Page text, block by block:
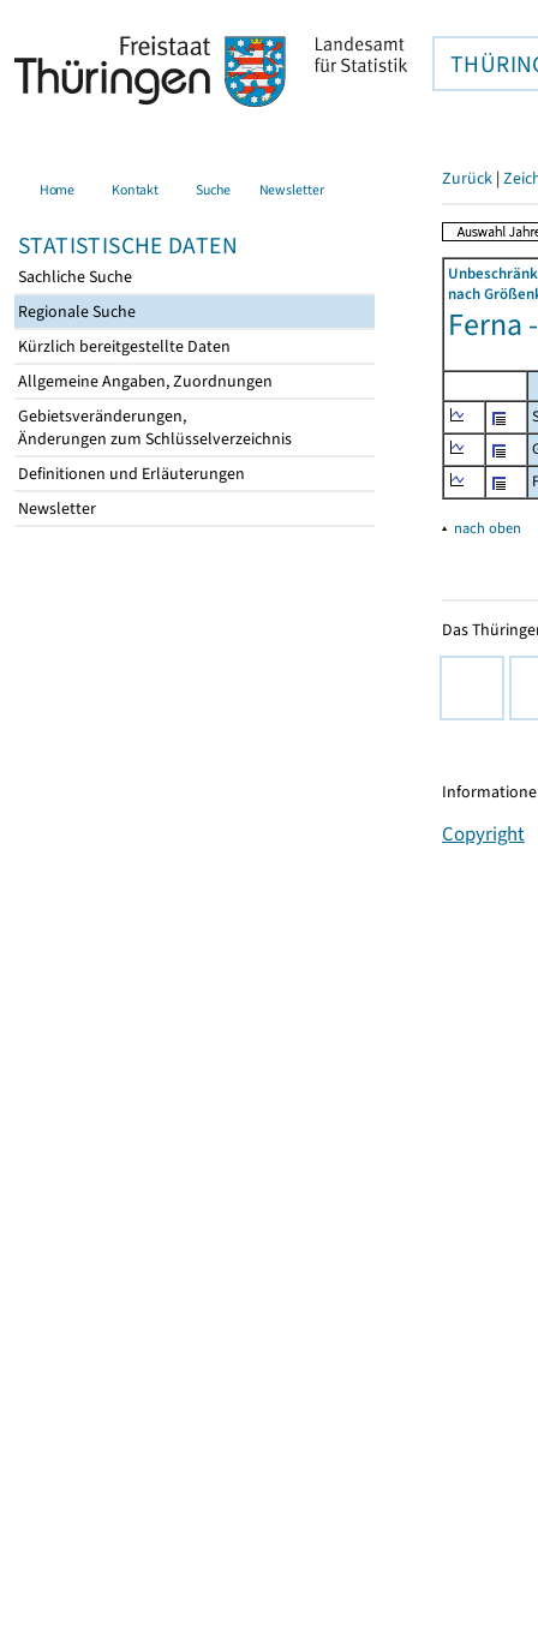
Home Kontakt Suche Newsletter
STATISTISCHE DATEN
Sachliche Suche
Regionale Suche
Kürzlich bereitgestellte Daten
Allgemeine Angaben, Zuordnungen
Gebietsveränderungen,
Änderungen zum Schlüsselverzeichnis
Definitionen und Erläuterungen
Newsletter
Zurück |
nach
Ferna
▴ nach oben
Das
Copyright